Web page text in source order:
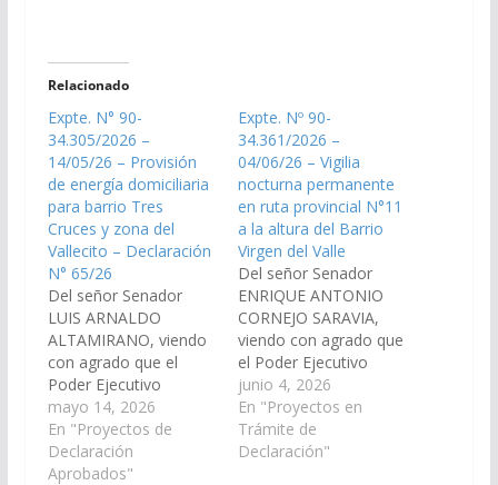
Relacionado
Expte. N° 90-
34.305/2026 –
14/05/26 – Provisión
de energía domiciliaria
para barrio Tres
Cruces y zona del
Vallecito – Declaración
N° 65/26
Del señor Senador
LUIS ARNALDO
ALTAMIRANO, viendo
con agrado que el
Poder Ejecutivo
Provincial, a través del
Ente Regulador de los
Servicios Públicos
(ENRESP) realice las
mayo 14, 2026
En "Proyectos de
Declaración
Aprobados"
Expte. Nº 90-
34.361/2026 –
04/06/26 – Vigilia
nocturna permanente
en ruta provincial N°11
a la altura del Barrio
Virgen del Valle
Del señor Senador
ENRIQUE ANTONIO
CORNEJO SARAVIA,
viendo con agrado que
el Poder Ejecutivo
Provincial, a través del
Ministerio de
Seguridad y Justicia,
implemente una vigilia
junio 4, 2026
En "Proyectos en
Trámite de
Declaración"